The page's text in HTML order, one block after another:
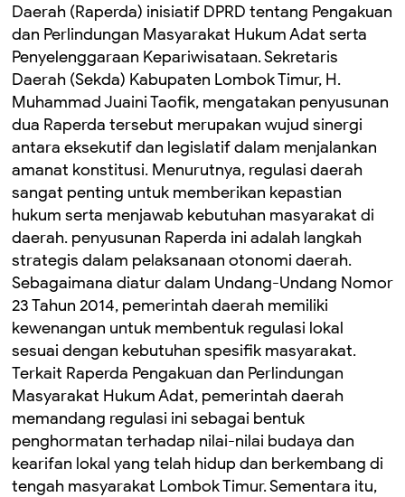
Daerah (Raperda) inisiatif DPRD tentang Pengakuan
dan Perlindungan Masyarakat Hukum Adat serta
Penyelenggaraan Kepariwisataan. ‎Sekretaris
Daerah (Sekda) Kabupaten Lombok Timur, H.
Muhammad Juaini Taofik, mengatakan penyusunan
dua Raperda tersebut merupakan wujud sinergi
antara eksekutif dan legislatif dalam menjalankan
amanat konstitusi. ‎Menurutnya, regulasi daerah
sangat penting untuk memberikan kepastian
hukum serta menjawab kebutuhan masyarakat di
daerah. ‎penyusunan Raperda ini adalah langkah
strategis dalam pelaksanaan otonomi daerah.
‎Sebagaimana diatur dalam Undang-Undang Nomor
23 Tahun 2014, pemerintah daerah memiliki
kewenangan untuk membentuk regulasi lokal
sesuai dengan kebutuhan spesifik masyarakat.
‎Terkait Raperda Pengakuan dan Perlindungan
Masyarakat Hukum Adat, pemerintah daerah
memandang regulasi ini sebagai bentuk
penghormatan terhadap nilai-nilai budaya dan
kearifan lokal yang telah hidup dan berkembang di
tengah masyarakat Lombok Timur. ‎Sementara itu,